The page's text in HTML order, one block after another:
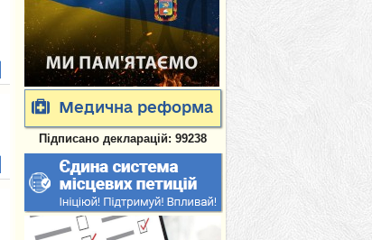
Медична реформа
Підписано декларацій: 99238